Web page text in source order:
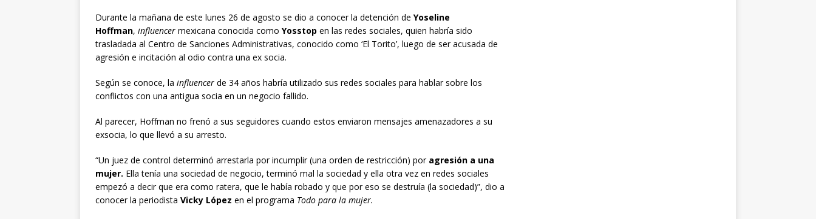
Durante la mañana de este lunes 26 de agosto se dio a conocer la detención de Yoseline
Hoffman, influencer mexicana conocida como Yosstop en las redes sociales, quien habría sido
trasladada al Centro de Sanciones Administrativas, conocido como ‘El Torito’, luego de ser acusada de
agresión e incitación al odio contra una ex socia.
Según se conoce, la influencer de 34 años habría utilizado sus redes sociales para hablar sobre los
conflictos con una antigua socia en un negocio fallido.
Al parecer, Hoffman no frenó a sus seguidores cuando estos enviaron mensajes amenazadores a su
exsocia, lo que llevó a su arresto.
“Un juez de control determinó arrestarla por incumplir (una orden de restricción) por agresión a una
mujer. Ella tenía una sociedad de negocio, terminó mal la sociedad y ella otra vez en redes sociales
empezó a decir que era como ratera, que le había robado y que por eso se destruía (la sociedad)”, dio a
conocer la periodista Vicky López en el programa Todo para la mujer.